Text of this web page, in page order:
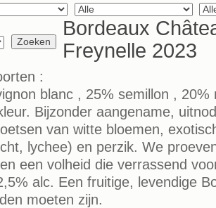
Bordeaux
Freynelle 2023
:
blanc , 25% semillon , 20%
Bijzonder aangename,
van witte bloemen,
lychee) en perzik. We
een volheid die verrassend
alc. Een fruitige, levendige
moeten zijn.